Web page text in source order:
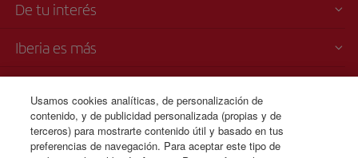
De tu interés
Iberia es más
Venta telefónica
+34 91 333 67 01
Usamos cookies analíticas, de personalización de
contenido, y de publicidad personalizada (propias y de
terceros) para mostrarte contenido útil y basado en tus
preferencias de navegación. Para aceptar este tipo de